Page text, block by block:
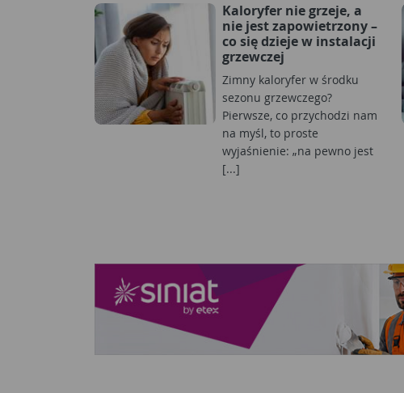
Kaloryfer nie grzeje, a
nie jest zapowietrzony –
co się dzieje w instalacji
grzewczej
Zimny kaloryfer w środku
sezonu grzewczego?
Pierwsze, co przychodzi nam
na myśl, to proste
wyjaśnienie: „na pewno jest
[...]